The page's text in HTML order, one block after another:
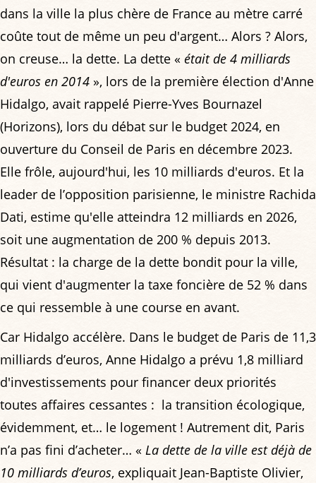
dans la ville la plus chère de France au mètre carré
coûte tout de même un peu d'argent… Alors ? Alors,
on creuse… la dette. La dette « était de 4 milliards
d'euros en 2014 », lors de la première élection d'Anne
Hidalgo, avait rappelé Pierre-Yves Bournazel
(Horizons), lors du débat sur le budget 2024, en
ouverture du Conseil de Paris en décembre 2023.
Elle frôle, aujourd'hui, les 10 milliards d'euros. Et la
leader de l’opposition parisienne, le ministre Rachida
Dati, estime qu'elle atteindra 12 milliards en 2026,
soit une augmentation de 200 % depuis 2013.
Résultat : la charge de la dette bondit pour la ville,
qui vient d'augmenter la taxe foncière de 52 % dans
ce qui ressemble à une course en avant.
Car Hidalgo accélère. Dans le budget de Paris de 11,3
milliards d’euros, Anne Hidalgo a prévu 1,8 milliard
d'investissements pour financer deux priorités
toutes affaires cessantes : la transition écologique,
évidemment, et… le logement ! Autrement dit, Paris
n’a pas fini d’acheter… « La dette de la ville est déjà de
10 milliards d’euros, expliquait Jean-Baptiste Olivier,